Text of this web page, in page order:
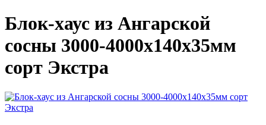
Блок-хаус из Ангарской
сосны 3000-4000х140х35мм
сорт Экстра